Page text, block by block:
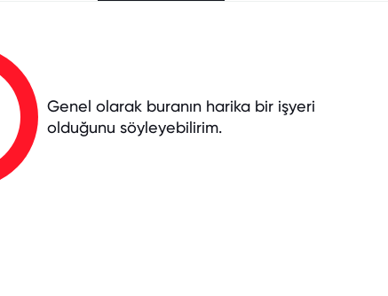
Genel olarak buranın harika bir işyeri
olduğunu söyleyebilirim.